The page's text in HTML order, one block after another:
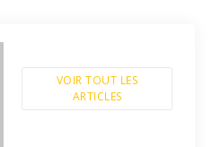
VOIR TOUT LES
ARTICLES